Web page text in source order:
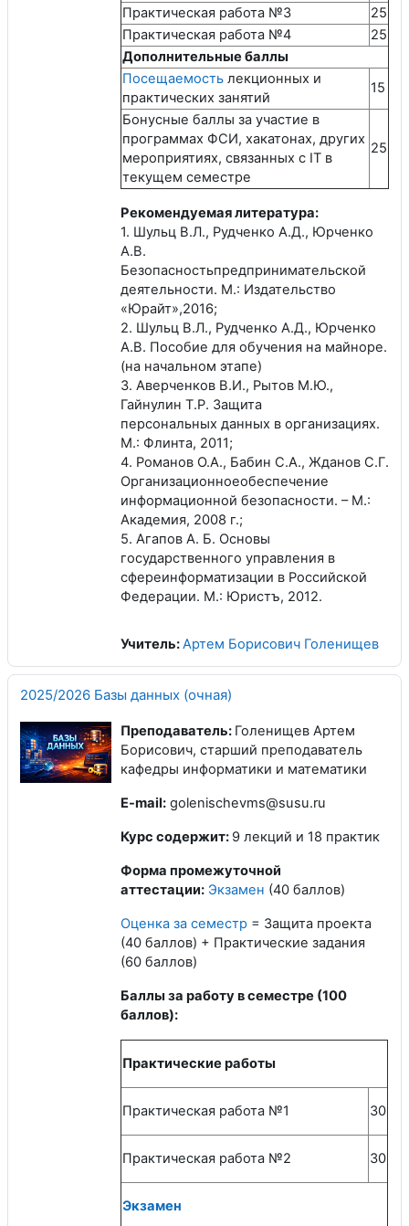
Практическая работа №3
25
Практическая работа №4
25
Дополнительные баллы
Посещаемость лекционных и
практических занятий
15
Бонусные баллы за участие в
программах ФСИ, хакатонах, других
мероприятиях, связанных с IT в
текущем семестре
25
Рекомендуемая литература:
1. Шульц В.Л., Рудченко А.Д., Юрченко
А.В.
Безопасностьпредпринимательской
деятельности. М.: Издательство
«Юрайт»,2016;
2. Шульц В.Л., Рудченко А.Д., Юрченко
А.В. Пособие для обучения на майноре.
(на начальном этапе)
3. Аверченков В.И., Рытов М.Ю.,
Гайнулин Т.Р. Защита
персональных данных в организациях.
М.: Флинта, 2011;
4. Романов О.А., Бабин С.А., Жданов С.Г.
Организационноеобеспечение
информационной безопасности. – М.:
Академия, 2008 г.;
5. Агапов А. Б. Основы
государственного управления в
сфереинформатизации в Российской
Федерации. М.: Юристъ, 2012.
Учитель:Артем Борисович Голенищев
2025/2026 Базы данных (очная)
Преподаватель: Голенищев Артем
Борисович, старший преподаватель
кафедры информатики и математики
E-mail: golenischevms@susu.ru
Курс содержит: 9 лекций и 18 практик
Форма промежуточной
аттестации: Экзамен (40 баллов)
Оценка за семестр = Защита проекта
(40 баллов) + Практические задания
(60 баллов)
Баллы за работу в семестре (100
баллов):
Практические работы
Практическая работа №1 30
Практическая работа №2 30
Экзамен